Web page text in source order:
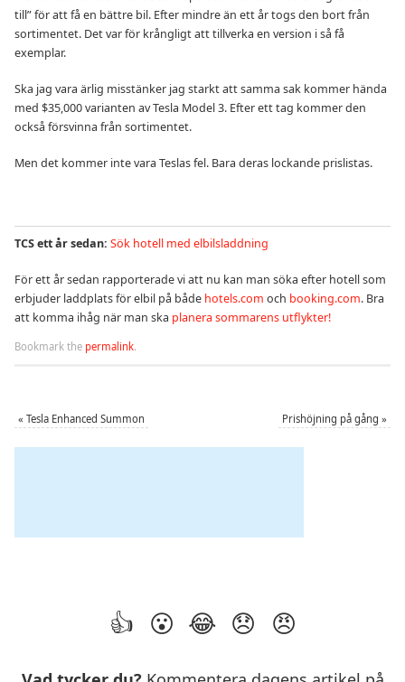
till” för att få en bättre bil. Efter mindre än ett år togs den bort från
sortimentet. Det var för krångligt att tillverka en version i så få
exemplar.
Ska jag vara ärlig misstänker jag starkt att samma sak kommer hända
med $35,000 varianten av Tesla Model 3. Efter ett tag kommer den
också försvinna från sortimentet.
Men det kommer inte vara Teslas fel. Bara deras lockande prislistas.
TCS ett år sedan: Sök hotell med elbilsladdning
För ett år sedan rapporterade vi att nu kan man söka efter hotell som
erbjuder laddplats för elbil på både hotels.com och booking.com. Bra
att komma ihåg när man ska planera sommarens utflykter!
Bookmark the permalink.
« Tesla Enhanced Summon Prishöjning på gång »